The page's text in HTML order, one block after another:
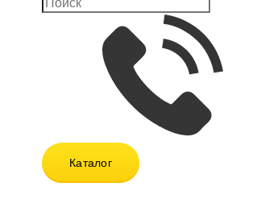
Каталог